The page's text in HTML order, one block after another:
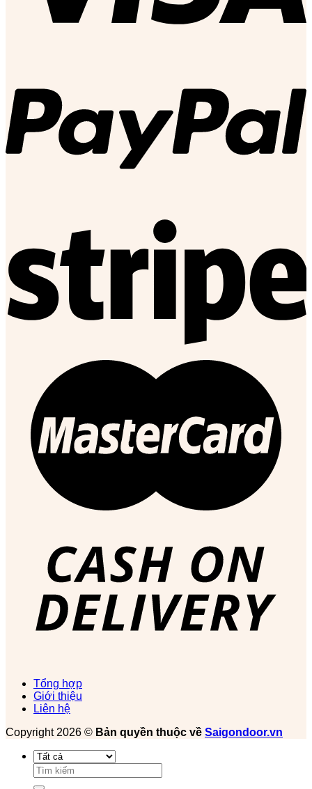
Tổng hợp
Giới thiệu
Liên hệ
Copyright 2026 © Bản quyền thuộc về Saigondoor.vn
Tìm
kiếm: